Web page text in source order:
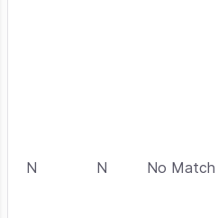
N N No Match